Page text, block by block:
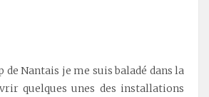
de Nantais je me suis baladé dans la
quelques unes des installations